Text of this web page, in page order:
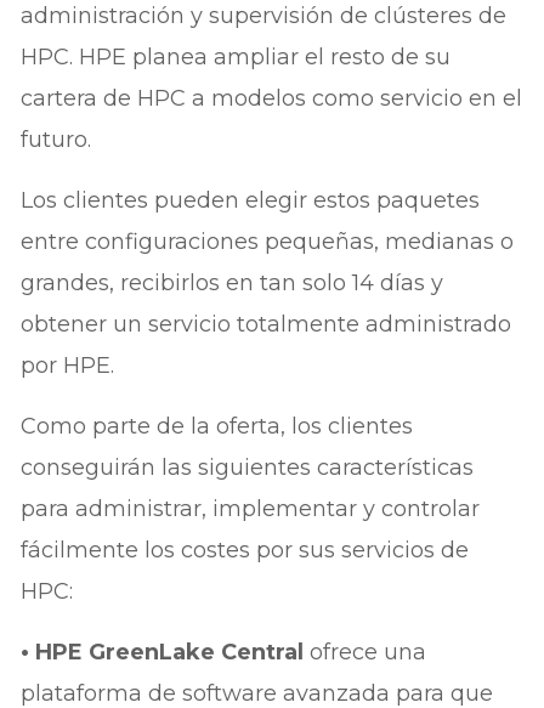
administración y supervisión de clústeres de
HPC. HPE planea ampliar el resto de su
cartera de HPC a modelos como servicio en el
futuro.
Los clientes pueden elegir estos paquetes
entre configuraciones pequeñas, medianas o
grandes, recibirlos en tan solo 14 días y
obtener un servicio totalmente administrado
por HPE.
Como parte de la oferta, los clientes
conseguirán las siguientes características
para administrar, implementar y controlar
fácilmente los costes por sus servicios de
HPC:
• HPE GreenLake Centralofrece una
plataforma de software avanzada para que